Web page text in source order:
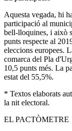
Aquesta vegada, hi
participació al
bell-lloquines, i això
punts respecte al
eleccions europees.
comarca del Pla
10,5 punts més. La
estat del 55,5%.
* Textos elaborats
la nit electoral.
EL PACTÒMETRE